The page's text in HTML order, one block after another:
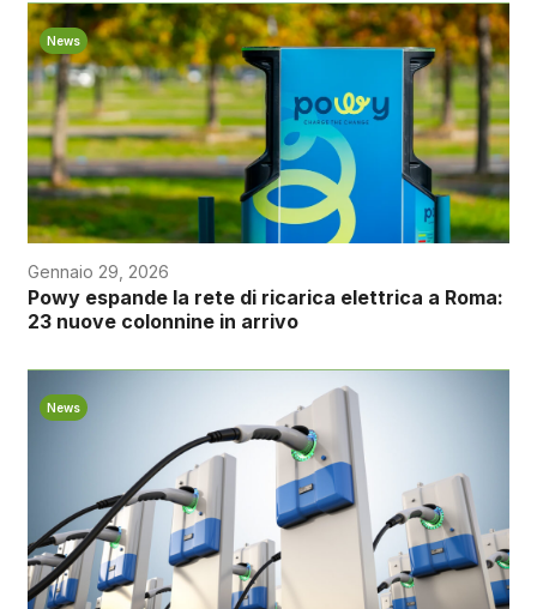
News
Gennaio 29, 2026
Powy espande la rete di ricarica elettrica a Roma:
23 nuove colonnine in arrivo
News